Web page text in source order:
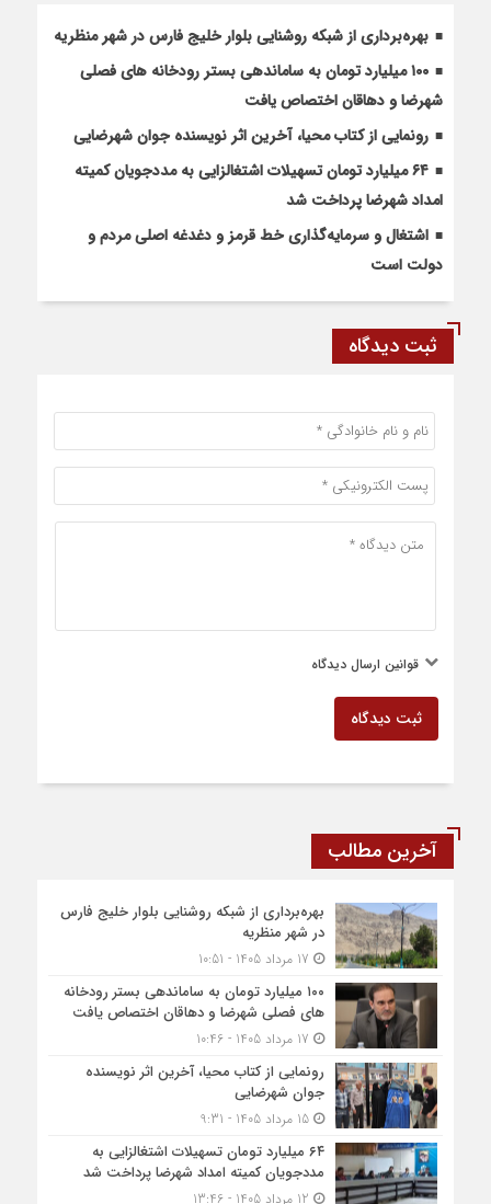
بهره‌برداری از شبکه روشنایی بلوار خلیج فارس در شهر منظریه
۱۰۰ میلیارد تومان به ساماندهی بستر رودخانه های فصلی
شهرضا و دهاقان اختصاص یافت
رونمایی از کتاب محیا، آخرین اثر نویسنده جوان شهرضایی
۶۴ میلیارد تومان تسهیلات اشتغالزایی به مددجویان کمیته
امداد شهرضا پرداخت شد
اشتغال و سرمایه‌گذاری خط قرمز و دغدغه اصلی مردم و
دولت است
ثبت دیدگاه
قوانین ارسال دیدگاه
ثبت دیدگاه
آخرین مطالب
بهره‌برداری از شبکه روشنایی بلوار خلیج فارس
در شهر منظریه
۱۰۰ میلیارد تومان به ساماندهی بستر رودخانه
های فصلی شهرضا و دهاقان اختصاص یافت
رونمایی از کتاب محیا، آخرین اثر نویسنده
جوان شهرضایی
15 مرداد 1405 - 9:31
۶۴ میلیارد تومان تسهیلات اشتغالزایی به
مددجویان کمیته امداد شهرضا پرداخت شد